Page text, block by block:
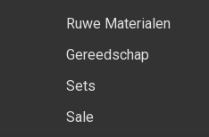
Ruwe Materialen
Gereedschap
Sets
Sale